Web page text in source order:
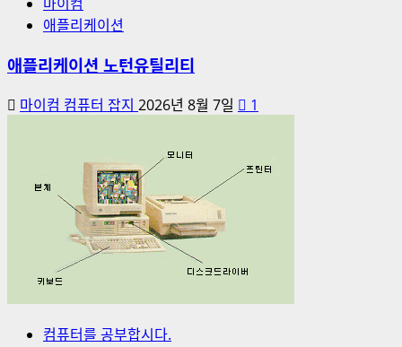
애플리케이션
애플리케이션 노턴유틸리티
마이컴 컴퓨터 잡지 2026년 8월 7일 1
컴퓨터를 공부합시다.